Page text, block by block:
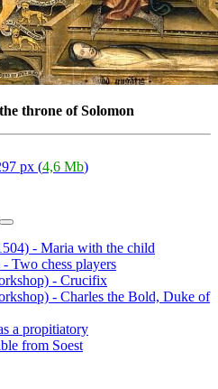
throne of Solomon
px (4,6 Mb)